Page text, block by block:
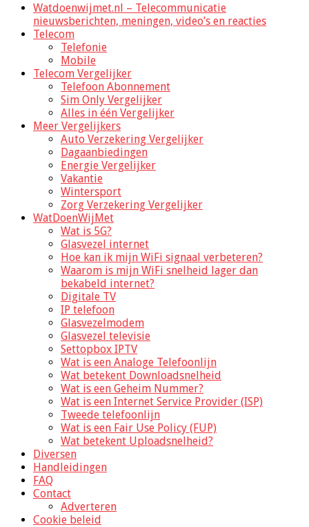
Watdoenwijmet.nl – Telecommunicatie
nieuwsberichten, meningen, video’s en reacties
Telecom
Telefonie
Mobile
Telecom Vergelijker
Telefoon Abonnement
Sim Only Vergelijker
Alles in één Vergelijker
Meer Vergelijkers
Auto Verzekering Vergelijker
Dagaanbiedingen
Energie Vergelijker
Vakantie
Wintersport
Zorg Verzekering Vergelijker
WatDoenWijMet
Wat is 5G?
Glasvezel internet
Hoe kan ik mijn WiFi signaal verbeteren?
Waarom is mijn WiFi snelheid lager dan
bekabeld internet?
Digitale TV
IP telefoon
Glasvezelmodem
Glasvezel televisie
Settopbox IPTV
Wat is een Analoge Telefoonlijn
Wat betekent Downloadsnelheid
Wat is een Geheim Nummer?
Wat is een Internet Service Provider (ISP)
Tweede telefoonlijn
Wat is een Fair Use Policy (FUP)
Wat betekent Uploadsnelheid?
Diversen
Handleidingen
FAQ
Contact
Adverteren
Cookie beleid